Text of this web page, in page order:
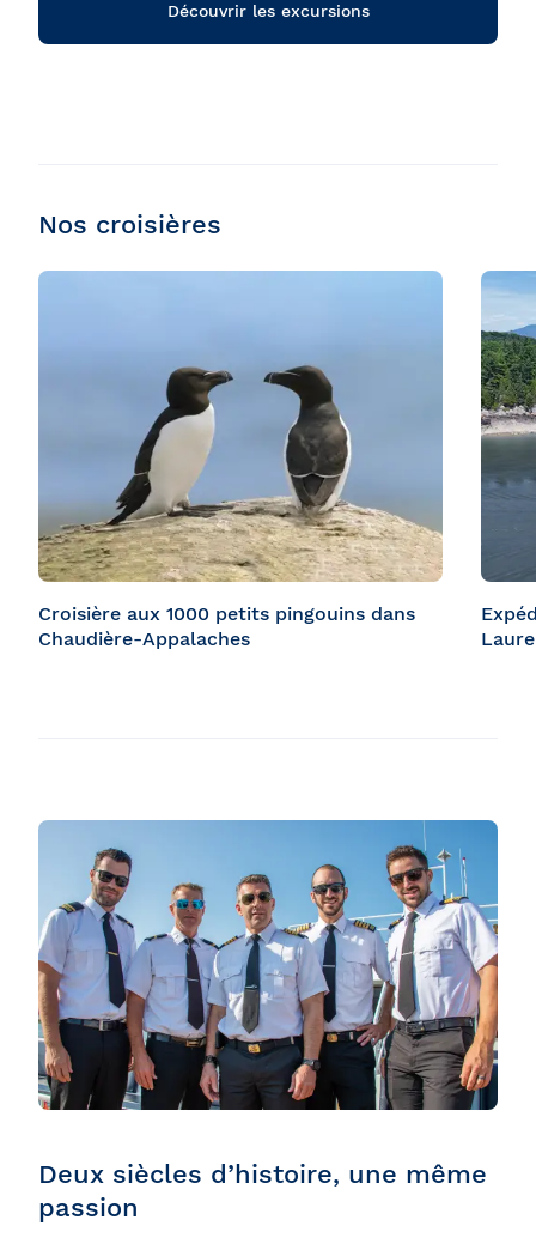
Découvrir les excursions
Nos croisières
Croisière aux 1000 petits pingouins dans
Chaudière-Appalaches
Deux siècles d’histoire, une même
passion